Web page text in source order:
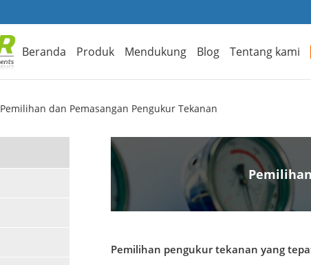
Beranda Produk Mendukung Blog Tentang kami
Pemilihan dan Pemasangan Pengukur Tekanan
Pemilihan pengukur tekanan yang